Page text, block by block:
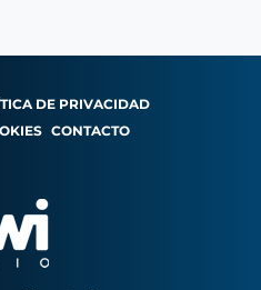
DE PRIVACIDAD
CONTACTO